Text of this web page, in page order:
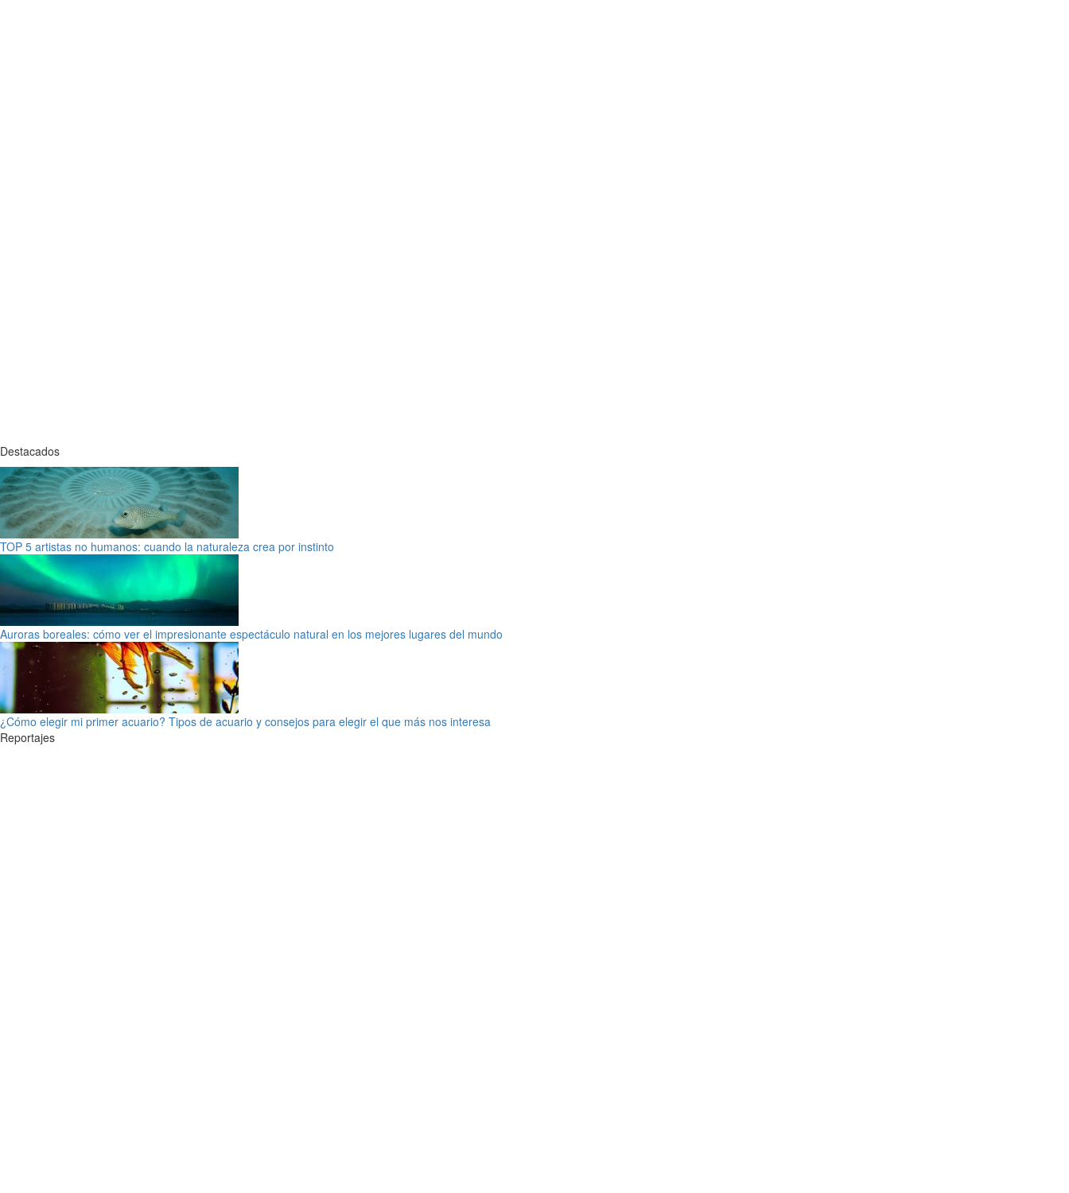
Destacados
TOP 5 artistas no humanos: cuando la naturaleza crea por instinto
Auroras boreales: cómo ver el impresionante espectáculo natural en los mejores lugares del mundo
¿Cómo elegir mi primer acuario? Tipos de acuario y consejos para elegir el que más nos interesa
Reportajes